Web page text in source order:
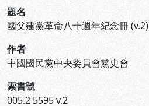
題名
國父建黨革命八十週年紀念冊 (v.2)
作者
中國國民黨中央委員會黨史會
索書號
005.2 5595 v.2